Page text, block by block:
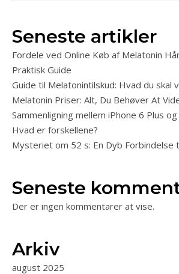
Seneste artikler
Fordele ved Online Køb af Melatonin
Praktisk Guide
Guide til Melatonintilskud: Hvad du skal
Melatonin Priser: Alt, Du Behøver At
Sammenligning mellem iPhone 6 Plus
Hvad er forskellene?
Mysteriet om 52 s: En Dyb Forbindelse
Seneste
Der er ingen kommentarer at vise.
Arkiv
august 2025